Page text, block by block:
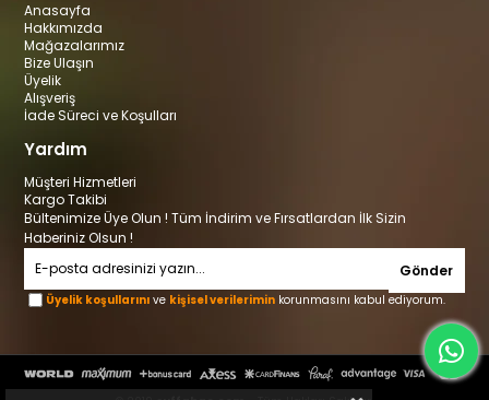
Anasayfa
Hakkımızda
Mağazalarımız
Bize Ulaşın
Üyelik
Alışveriş
İade Süreci ve Koşulları
Yardım
Müşteri Hizmetleri
Kargo Takibi
Bültenimize Üye Olun ! Tüm İndirim ve Fırsatlardan İlk Sizin
Haberiniz Olsun !
Gönder
Üyelik koşullarını ve kişisel verilerimin korunmasını kabul ediyorum.